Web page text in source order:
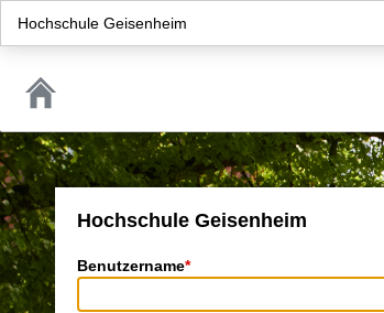
Hochschule Geisenheim
Hochschule Geisenheim
Benutzername